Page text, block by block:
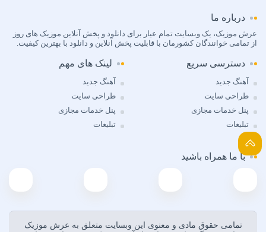
Chris Brown
Cinare Melikzade
Çinarə Məlikzadə
David Guetta
Dedublüman x Göksel
Demet Akalin
Dj Aerial
DJ Aligator
DJ AMB
Dolu Kadehi Ters Tut & Sedef Sebüktekin
درباره ما
عرش موزیک، یک وبسایت تمام عیار برای دانلود و پخش آنلاین موزیک های روز
از تمامی خوانندگان کشورمان با قابلیت پخش آنلاین و دانلود با بهترین کیفیت.
دسترسی سریع
آهنگ جدید
طراحی سایت
پنل خدمات مجازی
تبلیغات
لینک های مهم
آهنگ جدید
طراحی سایت
پنل خدمات مجازی
تبلیغات
با ما همراه باشید
تمامی حقوق مادی و معنوی اين وبسايت متعلق به عرش موزیک